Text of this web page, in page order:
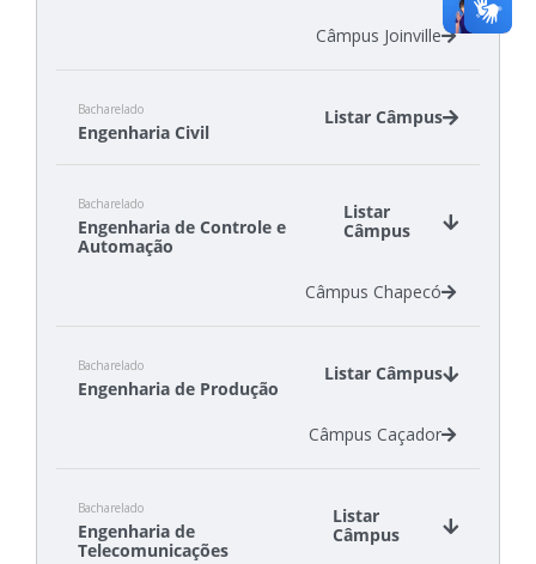
Câmpus Joinville
Bacharelado
Engenharia Civil
Listar Câmpus
Câmpus Florianópolis
Câmpus São Carlos
Bacharelado
Engenharia de Controle e
Automação
Listar
Câmpus
Câmpus Chapecó
Bacharelado
Engenharia de Produção
Listar Câmpus
Câmpus Caçador
Bacharelado
Engenharia de
Telecomunicações
Listar
Câmpus